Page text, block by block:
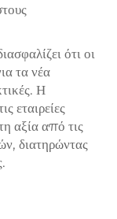
ότι οι
τα νέα
Η
εταιρείες
αξία από τις
διατηρώντας